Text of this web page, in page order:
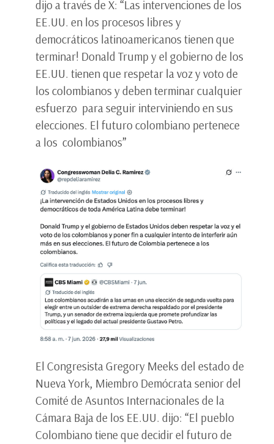
dijo a través de X: “Las intervenciones de los
EE.UU. en los procesos libres y
democráticos latinoamericanos tienen que
terminar! Donald Trump y el gobierno de los
EE.UU. tienen que respetar la voz y voto de
los colombianos y deben terminar cualquier
esfuerzo para seguir interviniendo en sus
elecciones. El futuro colombiano pertenece
a los colombianos”
El Congresista Gregory Meeks del estado de
Nueva York, Miembro Demócrata senior del
Comité de Asuntos Internacionales de la
Cámara Baja de los EE.UU. dijo: “El pueblo
Colombiano tiene que decidir el futuro de